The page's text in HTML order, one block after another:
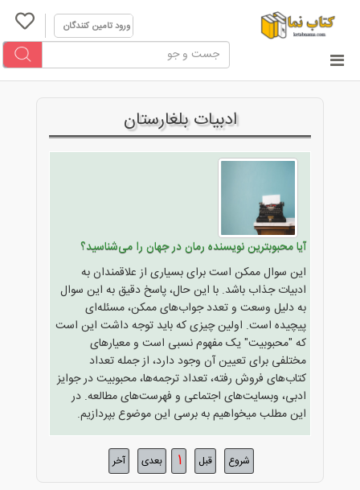
ورود تامین کنندگان
ادبیات بلغارستان
آیا محبوبترین نویسنده رمان در جهان را می‌شناسید؟
این سوال ممکن است برای بسیاری از علاقمندان به
ادبیات جذاب باشد. با این حال، پاسخ دقیق به این سوال
به دلیل وسعت و تعدد جواب‌های ممکن، مسئله‌ای
پیچیده است. اولین چیزی که باید توجه داشت این است
که "محبوبیت" یک مفهوم نسبی است و معیارهای
مختلفی برای تعیین آن وجود دارد، از جمله تعداد
کتاب‌های فروش رفته، تعداد ترجمه‌ها، محبوبیت در جوایز
ادبی، وبسایت‌های اجتماعی و فهرست‌های مطالعه. در
این مطلب میخواهیم به برسی این موضوع بپردازیم.
شروع قبل 1 بعدی آخر